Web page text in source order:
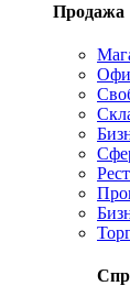
Продажа